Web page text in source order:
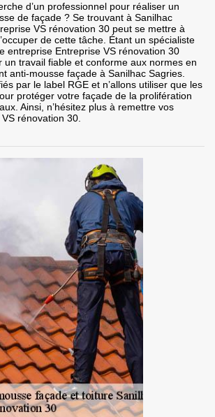
d’un professionnel pour réaliser un
de façade ? Se trouvant à Sanilhac
VS rénovation 30 peut se mettre à
de cette tâche. Étant un spécialiste
entreprise Entreprise VS rénovation 30
un travail fiable et conforme aux normes en
anti-mousse façade à Sanilhac Sagries.
par le label RGE et n’allons utiliser que les
protéger votre façade de la prolifération
Ainsi, n’hésitez plus à remettre vos
rénovation 30.